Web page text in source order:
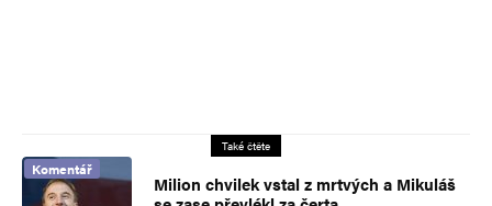
Také čtěte
Komentář
Milion chvilek vstal z mrtvých a Mikuláš